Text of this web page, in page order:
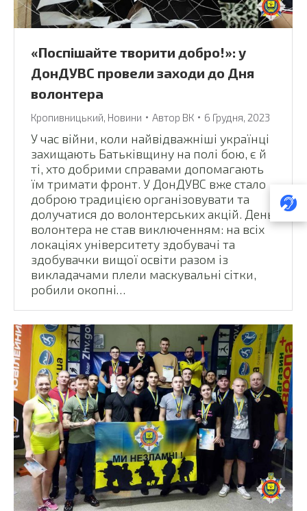
«Поспішайте творити добро!»: у
ДонДУВС провели заходи до Дня
волонтера
Кропивницький, Новини Автор ВК 6 Грудня, 2023
У час війни, коли найвідважніші українці
захищають Батьківщину на полі бою, є й
ті, хто добрими справами допомагають
їм тримати фронт. У ДонДУВС вже стало
доброю традицією організовувати та
долучатися до волонтерських акцій. День
волонтера не став виключенням: на всіх
локаціях університету здобувачі та
здобувачки вищої освіти разом із
викладачами плели маскувальні сітки,
робили окопні…